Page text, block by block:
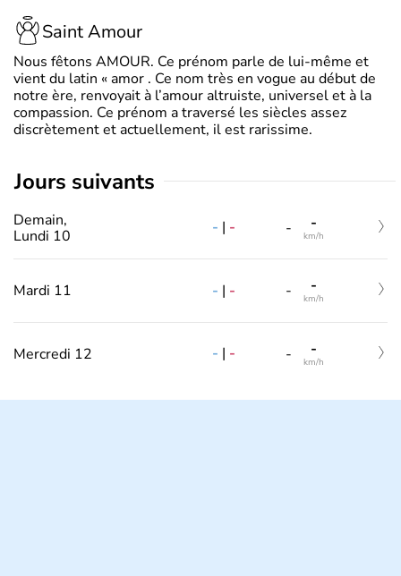
Saint Amour
Nous fêtons AMOUR. Ce prénom parle de lui-même et
vient du latin « amor . Ce nom très en vogue au début de
notre ère, renvoyait à l’amour altruiste, universel et à la
compassion. Ce prénom a traversé les siècles assez
discrètement et actuellement, il est rarissime.
jours suivants
Demain,
Lundi 10
- | - - -
km/h
Mardi 11 - | - - -
km/h
Mercredi 12 - | - - -
km/h